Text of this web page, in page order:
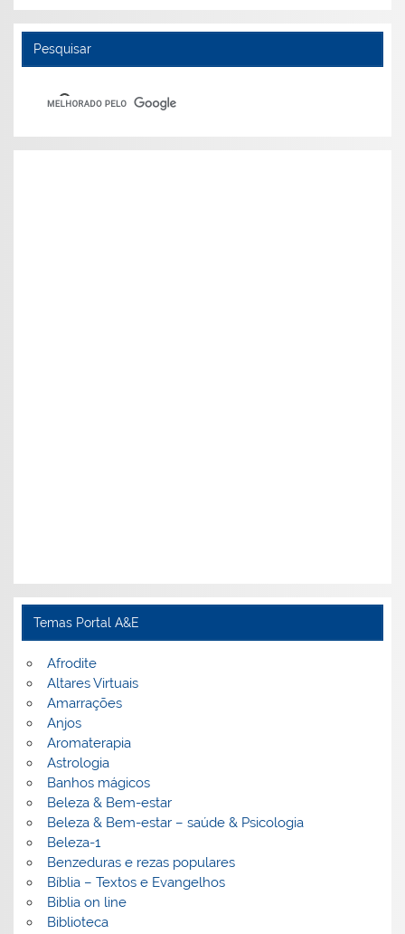
Pesquisar
Temas Portal A&E
Afrodite
Altares Virtuais
Amarrações
Anjos
Aromaterapia
Astrologia
Banhos mágicos
Beleza & Bem-estar
Beleza & Bem-estar – saúde & Psicologia
Beleza-1
Benzeduras e rezas populares
Bíblia – Textos e Evangelhos
Biblia on line
Biblioteca